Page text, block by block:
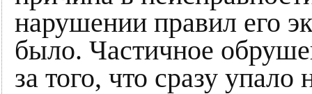
нарушении правил его
было. Частичное
за того, что сразу упало